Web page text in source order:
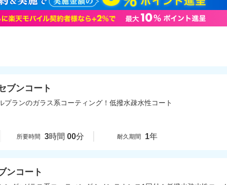
ブンコート
プランのガラス系コーティング！低撥水疎水性コート
所要時間 3時間00分 耐久期間 1年
ンコート